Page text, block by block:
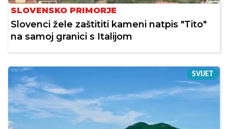
SLOVENSKO PRIMORJE
Slovenci žele zaštititi kameni natpis "Tito"
na samoj granici s Italijom
SVIJET